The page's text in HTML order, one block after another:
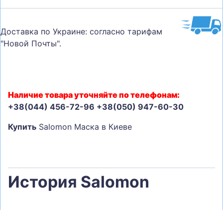
Доставка по Украине: согласно тарифам
"Новой Почты".
Наличие товара уточняйте по телефонам:
+38(044) 456-72-96 +38(050) 947-60-30
Купить Salomon Маска в Киеве
История Salomon